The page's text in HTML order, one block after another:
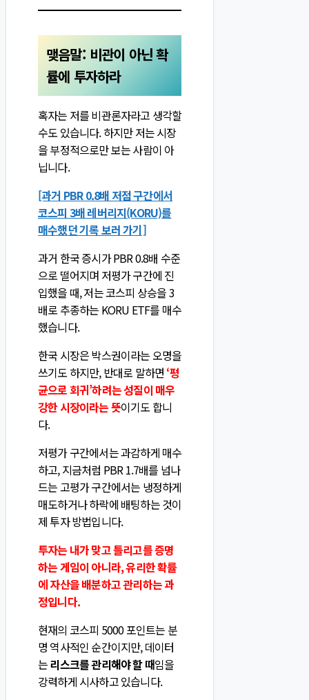
맺음말: 비관이 아닌 확
률에 투자하라
혹자는 저를 비관론자라고 생각할
수도 있습니다. 하지만 저는 시장
을 부정적으로만 보는 사람이 아
닙니다.
[과거 PBR 0.8배 저점 구간에서
코스피 3배 레버리지(KORU)를
매수했던 기록 보러 가기]
과거 한국 증시가 PBR 0.8배 수준
으로 떨어지며 저평가 구간에 진
입했을 때, 저는 코스피 상승을 3
배로 추종하는 KORU ETF를 매수
했습니다.
한국 시장은 박스권이라는 오명을
쓰기도 하지만, 반대로 말하면 ‘평
균으로 회귀’하려는 성질이 매우
강한 시장이라는 뜻이기도 합니
다.
저평가 구간에서는 과감하게 매수
하고, 지금처럼 PBR 1.7배를 넘나
드는 고평가 구간에서는 냉정하게
매도하거나 하락에 배팅하는 것이
제 투자 방법입니다.
투자는 내가 맞고 틀리고를 증명
하는 게임이 아니라, 유리한 확률
에 자산을 배분하고 관리하는 과
정입니다.
현재의 코스피 5000 포인트는 분
명 역사적인 순간이지만, 데이터
는리스크를 관리해야 할 때임을
강력하게 시사하고 있습니다.